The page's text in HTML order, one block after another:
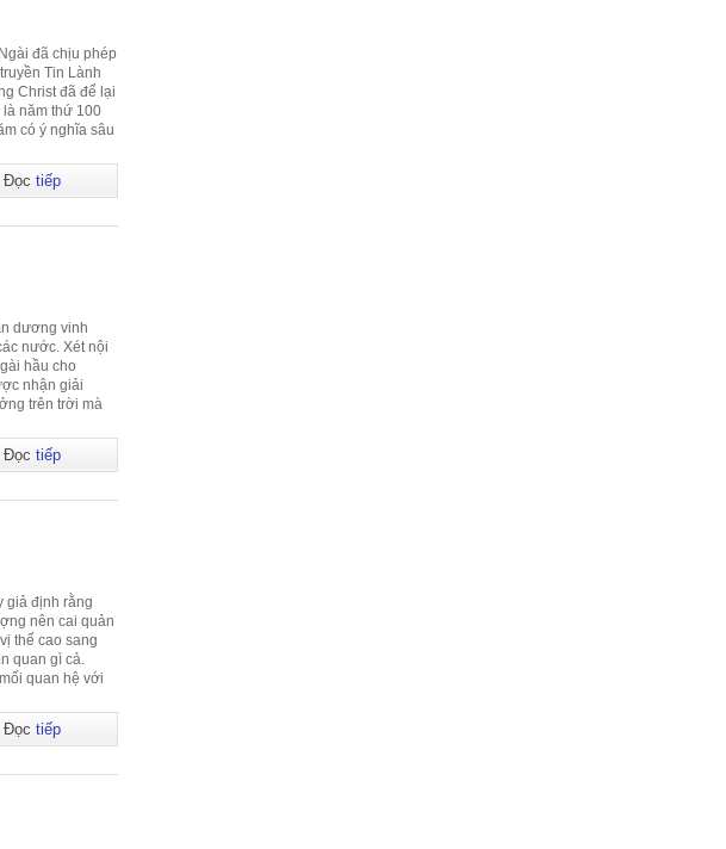
đã chịu phép
Tin Lành
Christ đã để lại
là năm thứ 100
có ý nghĩa sâu
Đọc tiếp
dương vinh
nước. Xét nội
hầu cho
nhận giải
trên trời mà
Đọc tiếp
giả định rằng
nên cai quản
thế cao sang
quan gì cả.
quan hệ với
Đọc tiếp